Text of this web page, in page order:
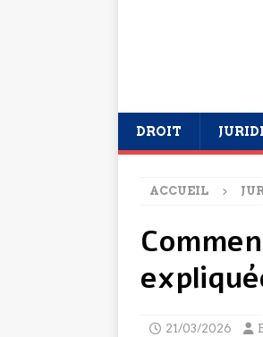
DROIT
ACCUEIL
21/03/2026